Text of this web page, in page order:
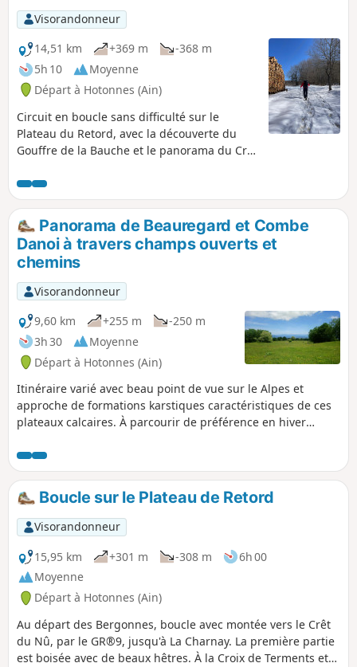
Visorandonneur
14,51 km
+369 m
-368 m
5h 10
Moyenne
Départ à Hotonnes (Ain)
Circuit en boucle sans difficulté sur le
Plateau du Retord, avec la découverte du
Gouffre de la Bauche et le panorama du Crêt
Panorama de Beauregard et Combe
Danoi à travers champs ouverts et
chemins
Visorandonneur
9,60 km
+255 m
-250 m
3h 30
Moyenne
Départ à Hotonnes (Ain)
Itinéraire varié avec beau point de vue sur le Alpes et
approche de formations karstiques caractéristiques de ces
plateaux calcaires. À parcourir de préférence en hiver
suffisante le parcours peut se faire en raquettes à neige,
sans problème.
Boucle sur le Plateau de Retord
Visorandonneur
15,95 km
+301 m -308 m
6h 00
Moyenne
Départ à Hotonnes (Ain)
Au départ des Bergonnes, boucle avec montée vers le Crêt
du Nû, par le GR®9, jusqu'à La Charnay. La première partie
est boisée avec de beaux hêtres. À la Croix de Terments et